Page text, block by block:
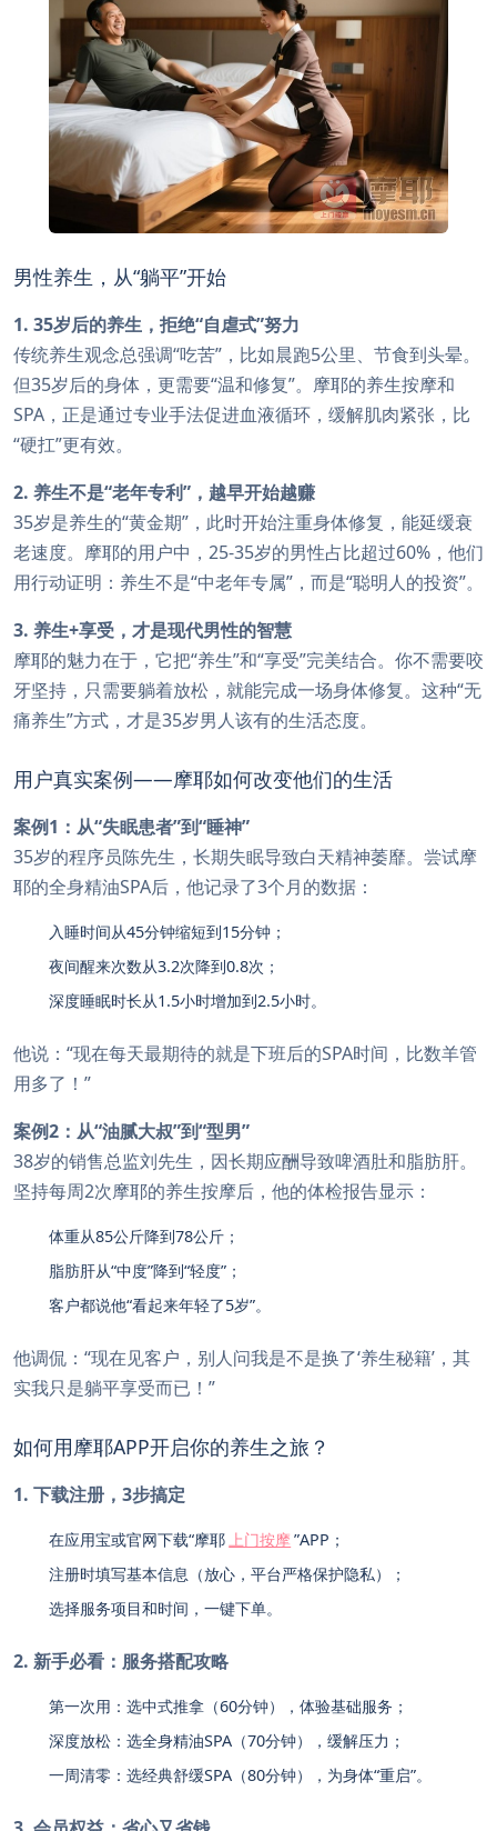
男性养生，从“躺平”开始
1. 35岁后的养生，拒绝“自虐式”努力
传统养生观念总强调“吃苦”，比如晨跑5公里、节食到头晕。
但35岁后的身体，更需要“温和修复”。摩耶的养生按摩和
SPA，正是通过专业手法促进血液循环，缓解肌肉紧张，比
“硬扛”更有效。
2. 养生不是“老年专利”，越早开始越赚
35岁是养生的“黄金期”，此时开始注重身体修复，能延缓衰
老速度。摩耶的用户中，25-35岁的男性占比超过60%，他们
用行动证明：养生不是“中老年专属”，而是“聪明人的投资”。
3. 养生+享受，才是现代男性的智慧
摩耶的魅力在于，它把“养生”和“享受”完美结合。你不需要咬
牙坚持，只需要躺着放松，就能完成一场身体修复。这种“无
痛养生”方式，才是35岁男人该有的生活态度。
用户真实案例——摩耶如何改变他们的生活
案例1：从“失眠患者”到“睡神”
35岁的程序员陈先生，长期失眠导致白天精神萎靡。尝试摩
耶的全身精油SPA后，他记录了3个月的数据：
入睡时间从45分钟缩短到15分钟；
夜间醒来次数从3.2次降到0.8次；
深度睡眠时长从1.5小时增加到2.5小时。
他说：“现在每天最期待的就是下班后的SPA时间，比数羊管
用多了！”
案例2：从“油腻大叔”到“型男”
38岁的销售总监刘先生，因长期应酬导致啤酒肚和脂肪肝。
坚持每周2次摩耶的养生按摩后，他的体检报告显示：
体重从85公斤降到78公斤；
脂肪肝从“中度”降到“轻度”；
客户都说他“看起来年轻了5岁”。
他调侃：“现在见客户，别人问我是不是换了‘养生秘籍’，其
实我只是躺平享受而已！”
如何用摩耶APP开启你的养生之旅？
1. 下载注册，3步搞定
在应用宝或官网下载“摩耶上门按摩 ”APP；
注册时填写基本信息（放心，平台严格保护隐私）；
选择服务项目和时间，一键下单。
2. 新手必看：服务搭配攻略
第一次用：选中式推拿（60分钟），体验基础服务；
深度放松：选全身精油SPA（70分钟），缓解压力；
一周清零：选经典舒缓SPA（80分钟），为身体“重启”。